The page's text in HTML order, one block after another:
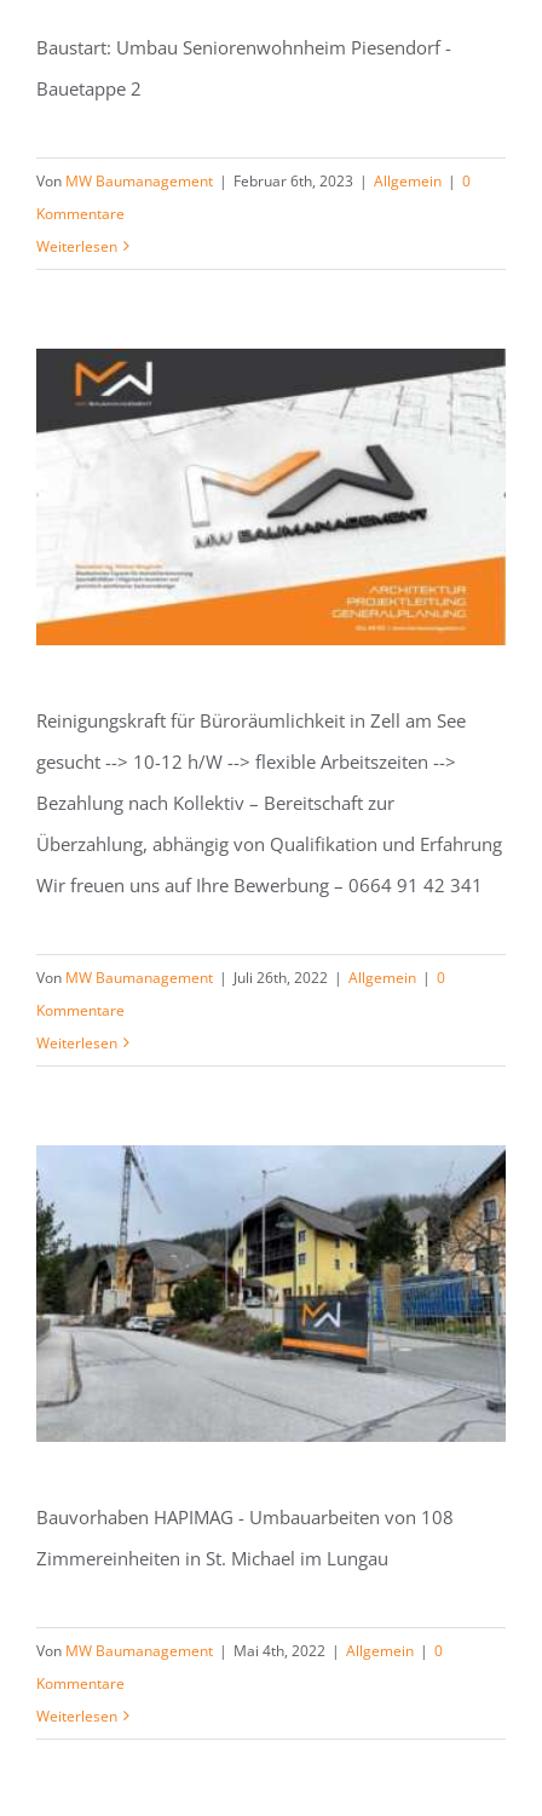
Baustart: Umbau Seniorenwohnheim Piesendorf -
Bauetappe 2
Von MW Baumanagement | Februar 6th, 2023 | Allgemein | 0
Kommentare
Weiterlesen
Reinigungskraft für Büroräumlichkeit in Zell am See
gesucht --> 10-12 h/W --> flexible Arbeitszeiten -->
Bezahlung nach Kollektiv – Bereitschaft zur
Überzahlung, abhängig von Qualifikation und Erfahrung
Wir freuen uns auf Ihre Bewerbung – 0664 91 42 341
Von MW Baumanagement | Juli 26th, 2022 | Allgemein | 0
Kommentare
Weiterlesen
Bauvorhaben HAPIMAG - Umbauarbeiten von 108
Zimmereinheiten in St. Michael im Lungau
Von MW Baumanagement | Mai 4th, 2022 | Allgemein | 0
Kommentare
Weiterlesen